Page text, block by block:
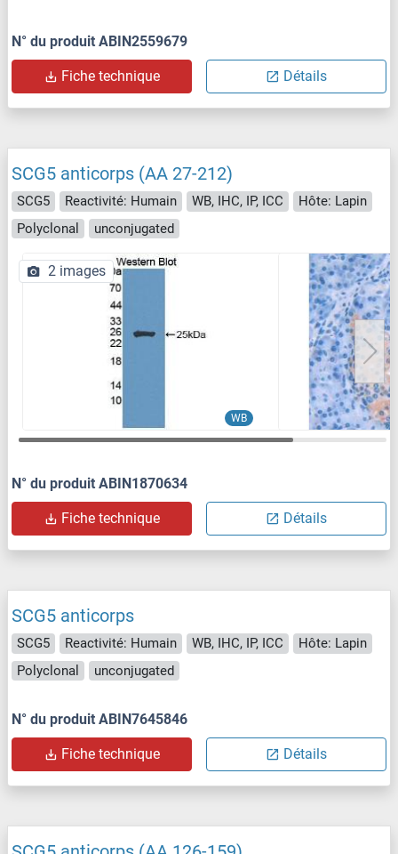
N° du produit ABIN2559679
Fiche technique Détails
SCG5 anticorps (AA 27-212)
SCG5 Reactivité: Humain WB, IHC, IP, ICC
Hôte: Lapin
Polyclonal
unconjugated
WB
2 images
N° du produit ABIN1870634
Fiche technique Détails
SCG5 anticorps
SCG5 Reactivité: Humain WB, IHC, IP, ICC
Hôte: Lapin
Polyclonal
unconjugated
N° du produit ABIN7645846
Fiche technique Détails